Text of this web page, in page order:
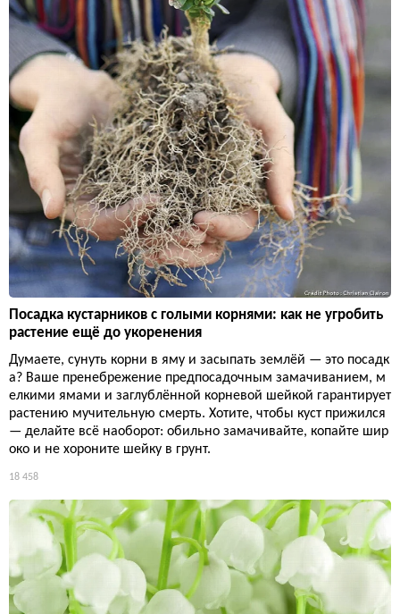
Посадка кустарников с голыми корнями: как не угробить
растение ещё до укоренения
Думаете, сунуть корни в яму и засыпать землёй — это посадк
а? Ваше пренебрежение предпосадочным замачиванием, м
елкими ямами и заглублённой корневой шейкой гарантирует
растению мучительную смерть. Хотите, чтобы куст прижился
— делайте всё наоборот: обильно замачивайте, копайте шир
око и не хороните шейку в грунт.
18 458